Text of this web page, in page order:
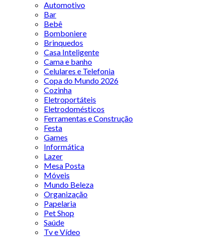
Automotivo
Bar
Bebê
Bomboniere
Brinquedos
Casa Inteligente
Cama e banho
Celulares e Telefonia
Copa do Mundo 2026
Cozinha
Eletroportáteis
Eletrodomésticos
Ferramentas e Construção
Festa
Games
Informática
Lazer
Mesa Posta
Móveis
Mundo Beleza
Organização
Papelaria
Pet Shop
Saúde
Tv e Vídeo